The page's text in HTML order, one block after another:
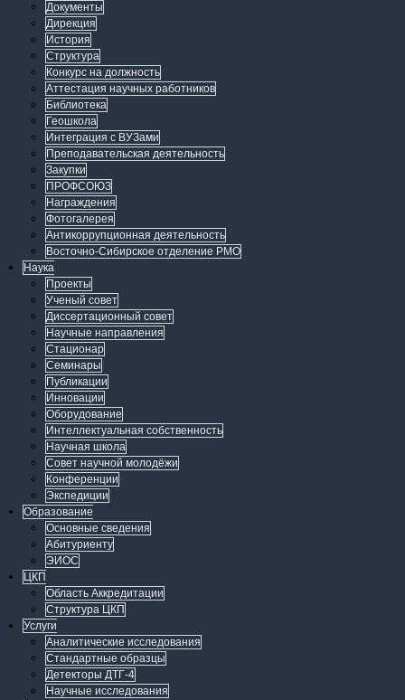
Документы
Дирекция
История
Структура
Конкурс на должность
Аттестация научных работников
Библиотека
Геошкола
Интеграция с ВУЗами
Преподавательская деятельность
Закупки
ПРОФСОЮЗ
Награждения
Фотогалерея
Антикоррупционная деятельность
Восточно-Сибирское отделение РМО
Наука
Проекты
Ученый совет
Диссертационный совет
Научные направления
Стационар
Семинары
Публикации
Инновации
Оборудование
Интеллектуальная собственность
Научная школа
Совет научной молодёжи
Конференции
Экспедиции
Образование
Основные сведения
Абитуриенту
ЭИОС
ЦКП
Область Аккредитации
Структура ЦКП
Услуги
Аналитические исследования
Стандартные образцы
Детекторы ДТГ-4
Научные исследования